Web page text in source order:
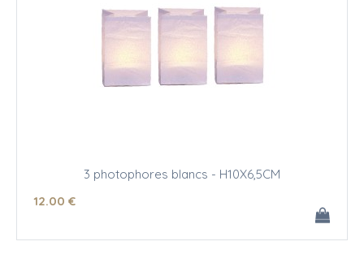
3 photophores blancs - H10X6,5CM
12.00 €